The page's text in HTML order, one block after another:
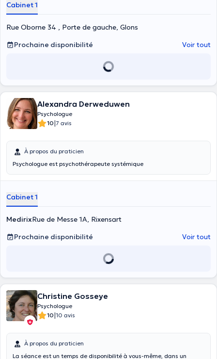
Cabinet 1
Rue Oborne 34 , Porte de gauche, Glons
Prochaine disponibilité
Voir tout
Alexandra Derweduwen
Psychologue
10|7 avis
À propos du praticien
Psychologue est psychothérapeute systémique
Cabinet 1
MedirixRue de Messe 1A, Rixensart
Prochaine disponibilité
Voir tout
Christine Gosseye
Psychologue
10|10 avis
À propos du praticien
La séance est un temps de disponibilité à vous-même, dans un